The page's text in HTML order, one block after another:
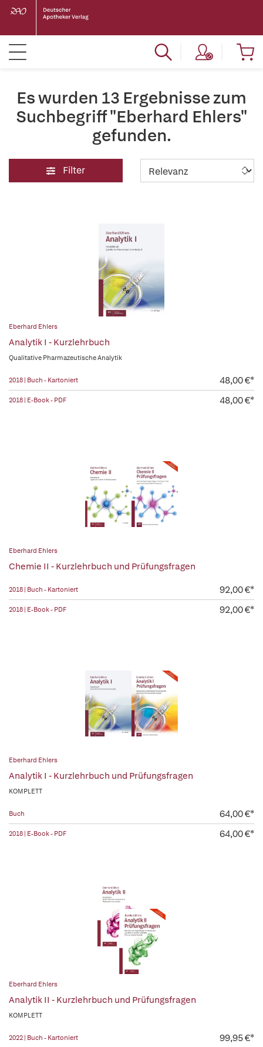
Es wurden 13 Ergebnisse zum
Suchbegriff "Eberhard Ehlers"
gefunden.
Filter
Eberhard Ehlers
Analytik I - Kurzlehrbuch
Qualitative Pharmazeutische Analytik
2018 | Buch - Kartoniert 48,00 €*
2018 | E-Book - PDF 48,00 €*
Eberhard Ehlers
Chemie II - Kurzlehrbuch und Prüfungsfragen
2018 | Buch - Kartoniert 92,00 €*
2018 | E-Book - PDF 92,00 €*
Eberhard Ehlers
Analytik I - Kurzlehrbuch und Prüfungsfragen
KOMPLETT
Buch 64,00 €*
2018 | E-Book - PDF 64,00 €*
Eberhard Ehlers
Analytik II - Kurzlehrbuch und Prüfungsfragen
KOMPLETT
2022 | Buch - Kartoniert 99,95 €*